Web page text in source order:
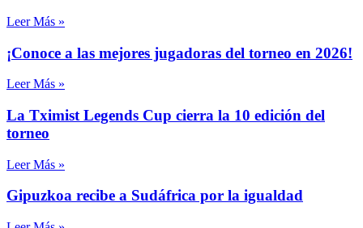
Leer Más »
¡Conoce a las mejores jugadoras del torneo en 2026!
Leer Más »
La Tximist Legends Cup cierra la 10 edición del
torneo
Leer Más »
Gipuzkoa recibe a Sudáfrica por la igualdad